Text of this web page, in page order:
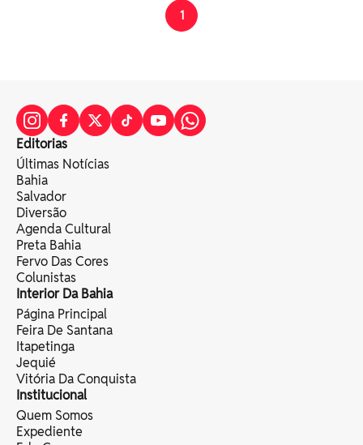
1
Editorias
Últimas Notícias
Bahia
Salvador
Diversão
Agenda Cultural
Preta Bahia
Fervo Das Cores
Colunistas
Interior Da Bahia
Página Principal
Feira De Santana
Itapetinga
Jequié
Vitória Da Conquista
Institucional
Quem Somos
Expediente